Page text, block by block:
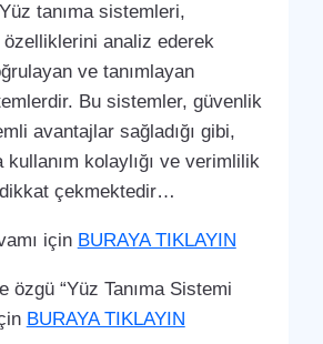
tanıma sistemleri,
analiz ederek
ve tanımlayan
Bu sistemler, güvenlik
avantajlar sağladığı gibi,
kullanım kolaylığı ve verimlilik
dikkat çekmektedir…
için BURAYA TIKLAYIN
özgü “Yüz Tanıma Sistemi
BURAYA TIKLAYIN